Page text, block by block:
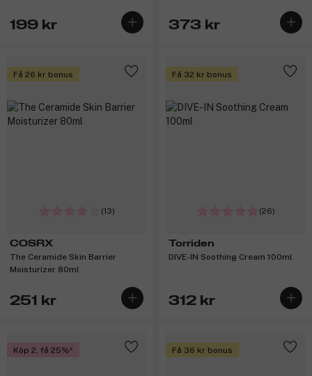
199 kr 373 kr
Få 26 kr bonus
(13)
COSRX
The Ceramide Skin Barrier
Moisturizer 80ml
251 kr
Få 32 kr bonus
(26)
Torriden
DIVE-IN Soothing Cream 100ml
312 kr
Köp 2, få 25% Få 36 kr bonus